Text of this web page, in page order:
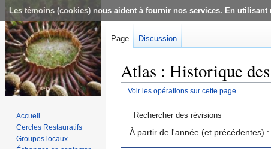
Les témoins (cookies) nous aident à fournir nos services. En
Atlas : Historique
Voir les opérations sur cette page
Rechercher des révisions
À partir de l'année (et précédentes) :
Page Discussion
Accueil
Cercles Restauratifs
Groupes locaux